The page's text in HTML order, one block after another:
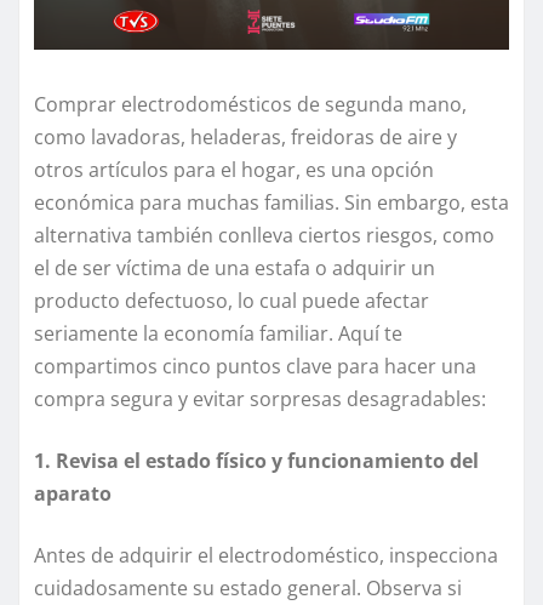
Comprar electrodomésticos de segunda mano,
como lavadoras, heladeras, freidoras de aire y
otros artículos para el hogar, es una opción
económica para muchas familias. Sin embargo, esta
alternativa también conlleva ciertos riesgos, como
el de ser víctima de una estafa o adquirir un
producto defectuoso, lo cual puede afectar
seriamente la economía familiar. Aquí te
compartimos cinco puntos clave para hacer una
compra segura y evitar sorpresas desagradables:
1. Revisa el estado físico y funcionamiento del
aparato
Antes de adquirir el electrodoméstico, inspecciona
cuidadosamente su estado general. Observa si